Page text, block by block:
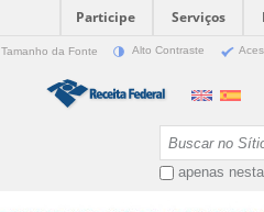
Participe Serviços
Tamanho da Fonte Alto Contraste
apenas